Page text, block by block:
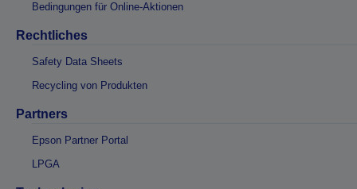
Bedingungen für Online-Aktionen
Rechtliches
Safety Data Sheets
Recycling von Produkten
Partners
Epson Partner Portal
LPGA